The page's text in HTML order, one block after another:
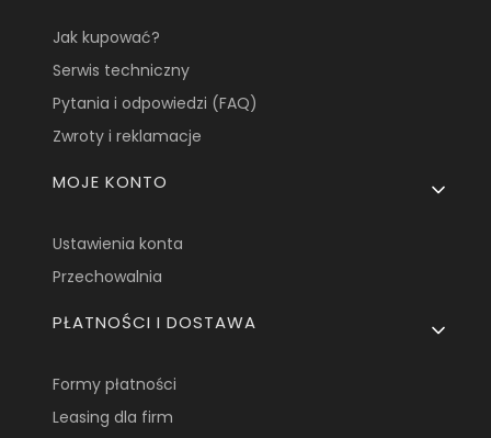
Jak kupować?
Serwis techniczny
Pytania i odpowiedzi (FAQ)
Zwroty i reklamacje
MOJE KONTO
Ustawienia konta
Przechowalnia
PŁATNOŚCI I DOSTAWA
Formy płatności
Leasing dla firm